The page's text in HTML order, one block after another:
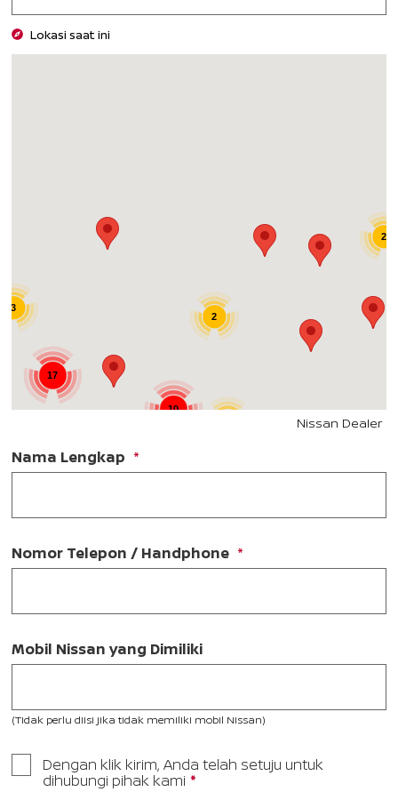
Lokasi saat ini
10
2
17
2
3
Nissan Dealer
Nama Lengkap
Nomor Telepon / Handphone
Mobil Nissan yang Dimiliki
(Tidak perlu diisi jika tidak memiliki mobil Nissan)
Dengan klik kirim, Anda telah setuju untuk
dihubungi pihak kami